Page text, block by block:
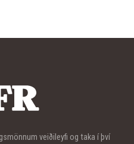
veiðileyfi og taka í því